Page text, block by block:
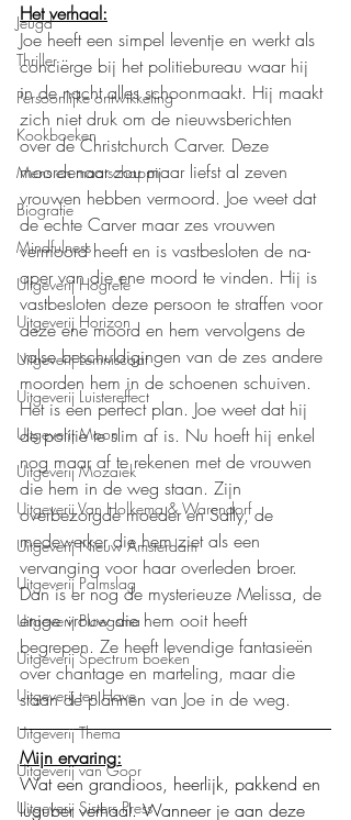
Jeugd
Thriller
Persoonlijke ontwikkeling
Kookboeken
Mens en maatschappij
Biografie
Mindfulness
Uitgeverij Hogrefe
Uitgeverij Horizon
Uitgeverij Lemniscaat
Uitgeverij Luistereffect
Uitgeverij Moon
Uitgeverij Mozaïek
Uitgeverij Van Holkema & Warendorf
Uitgeverij Nieuw Amsterdam
Uitgeverij Palmslag
Uitgeverij Ploegsma
Uitgeverij Spectrum boeken
Uitgeverij ten Have
Uitgeverij Thema
Uitgeverij van Goor
Uitgeverij Sisters Press
Het verhaal:
Joe heeft een simpel leventje en werkt als
conciërge bij het politiebureau waar hij
in de nacht alles schoonmaakt. Hij maakt
zich niet druk om de nieuwsberichten
over de Christchurch Carver. Deze
moordenaar zou maar liefst al zeven
vrouwen hebben vermoord. Joe weet dat
de echte Carver maar zes vrouwen
vermoord heeft en is vastbesloten de na-
aper van die ene moord te vinden. Hij is
vastbesloten deze persoon te straffen voor
deze ene moord en hem vervolgens de
valse beschuldigingen van de zes andere
moorden hem in de schoenen schuiven.
Het is een perfect plan. Joe weet dat hij
de politie te slim af is. Nu hoeft hij enkel
nog maar af te rekenen met de vrouwen
die hem in de weg staan. Zijn
overbezorgde moeder en Sally, de
medewerker die hem ziet als een
vervanging voor haar overleden broer.
Dan is er nog de mysterieuze Melissa, de
enige vrouw die hem ooit heeft
begrepen. Ze heeft levendige fantasieën
over chantage en marteling, maar die
staan de plannen van Joe in de weg.
Mijn ervaring:
Wat een grandioos, heerlijk, pakkend en
luguber verhaal. Wanneer je aan deze